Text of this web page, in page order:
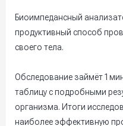
Биоимпедансный
продуктивный способ
своего тела.
Обследование займёт 1
таблицу с подробными
организма. Итоги
наиболее эффективную